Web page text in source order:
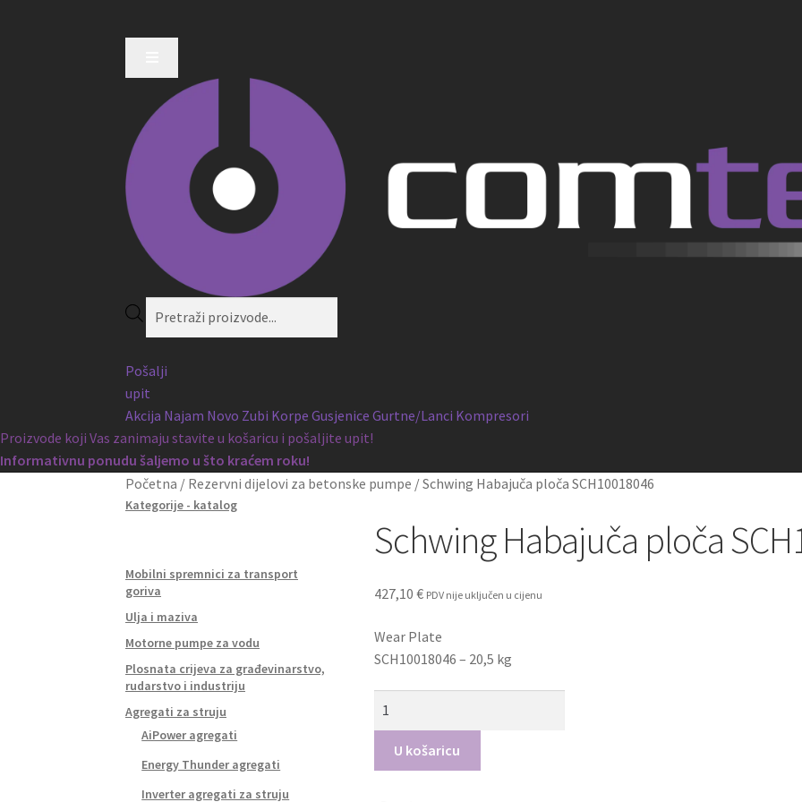
Pošalji
upit
Akcija Najam Novo Zubi Korpe Gusjenice Gurtne/Lanci Kompresori
Proizvode koji Vas zanimaju stavite u košaricu i pošaljite upit!
Informativnu ponudu šaljemo u što kraćem roku!
Početna / Rezervni dijelovi za betonske pumpe /Schwing Habajuča ploča SCH10018046
Schwing Habajuča ploča
427,10 € PDV nije uključen u cijenu
Wear Plate
SCH10018046 – 20,5 kg
ploča
SCH10018046
U košaricu
Kategorije - katalog
Mobilni spremnici za transport
goriva
Ulja i maziva
Motorne pumpe za vodu
Plosnata crijeva za građevinarstvo,
rudarstvo i industriju
Agregati za struju
AiPower agregati
Energy Thunder agregati
Inverter agregati za struju